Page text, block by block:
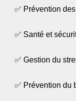
✅ Prévention
✅ Santé et
✅ Gestion du
✅ Prévention du